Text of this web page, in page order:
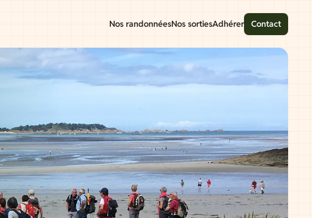
Nos randonnéesNos sortiesAdhérer Contact